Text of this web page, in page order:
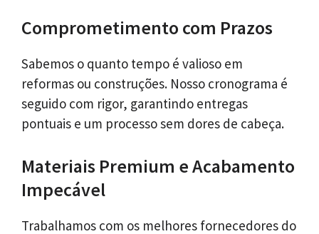
Comprometimento com Prazos
Sabemos o quanto tempo é valioso em
reformas ou construções. Nosso cronograma é
seguido com rigor, garantindo entregas
pontuais e um processo sem dores de cabeça.
Materiais Premium e Acabamento
Impecável
Trabalhamos com os melhores fornecedores do